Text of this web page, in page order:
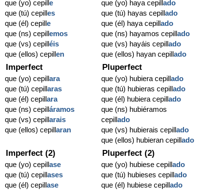
que (yo) cepille
que (tú) cepilles
que (él) cepille
que (ns) cepillemos
que (vs) cepilléis
que (ellos) cepillen
que (yo) haya cepillado
que (tú) hayas cepillado
que (él) haya cepillado
que (ns) hayamos cepillado
que (vs) hayáis cepillado
que (ellos) hayan cepillado
Imperfect
que (yo) cepillara
que (tú) cepillaras
que (él) cepillara
que (ns) cepilláramos
que (vs) cepillarais
que (ellos) cepillaran
Pluperfect
que (yo) hubiera cepillado
que (tú) hubieras cepillado
que (él) hubiera cepillado
que (ns) hubiéramos
cepillado
que (vs) hubierais cepillado
que (ellos) hubieran cepillado
Imperfect (2)
que (yo) cepillase
que (tú) cepillases
que (él) cepillase
Pluperfect (2)
que (yo) hubiese cepillado
que (tú) hubieses cepillado
que (él) hubiese cepillado